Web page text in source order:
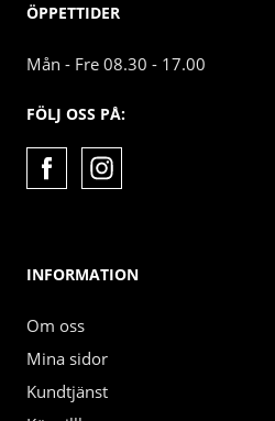
ÖPPETTIDER
Mån - Fre 08.30 - 17.00
FÖLJ OSS PÅ:
INFORMATION
Om oss
Mina sidor
Kundtjänst